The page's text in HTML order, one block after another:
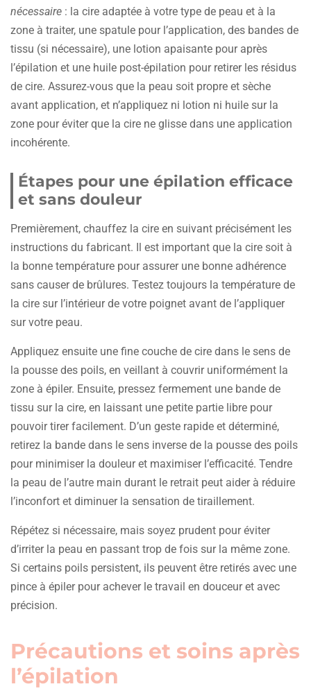
nécessaire : la cire adaptée à votre type de peau et à la
zone à traiter, une spatule pour l’application, des bandes de
tissu (si nécessaire), une lotion apaisante pour après
l’épilation et une huile post-épilation pour retirer les résidus
de cire. Assurez-vous que la peau soit propre et sèche
avant application, et n’appliquez ni lotion ni huile sur la
zone pour éviter que la cire ne glisse dans une application
incohérente.
Étapes pour une épilation efficace
et sans douleur
Premièrement, chauffez la cire en suivant précisément les
instructions du fabricant. Il est important que la cire soit à
la bonne température pour assurer une bonne adhérence
sans causer de brûlures. Testez toujours la température de
la cire sur l’intérieur de votre poignet avant de l’appliquer
sur votre peau.
Appliquez ensuite une fine couche de cire dans le sens de
la pousse des poils, en veillant à couvrir uniformément la
zone à épiler. Ensuite, pressez fermement une bande de
tissu sur la cire, en laissant une petite partie libre pour
pouvoir tirer facilement. D’un geste rapide et déterminé,
retirez la bande dans le sens inverse de la pousse des poils
pour minimiser la douleur et maximiser l’efficacité. Tendre
la peau de l’autre main durant le retrait peut aider à réduire
l’inconfort et diminuer la sensation de tiraillement.
Répétez si nécessaire, mais soyez prudent pour éviter
d’irriter la peau en passant trop de fois sur la même zone.
Si certains poils persistent, ils peuvent être retirés avec une
pince à épiler pour achever le travail en douceur et avec
précision.
Précautions et soins après
l’épilation